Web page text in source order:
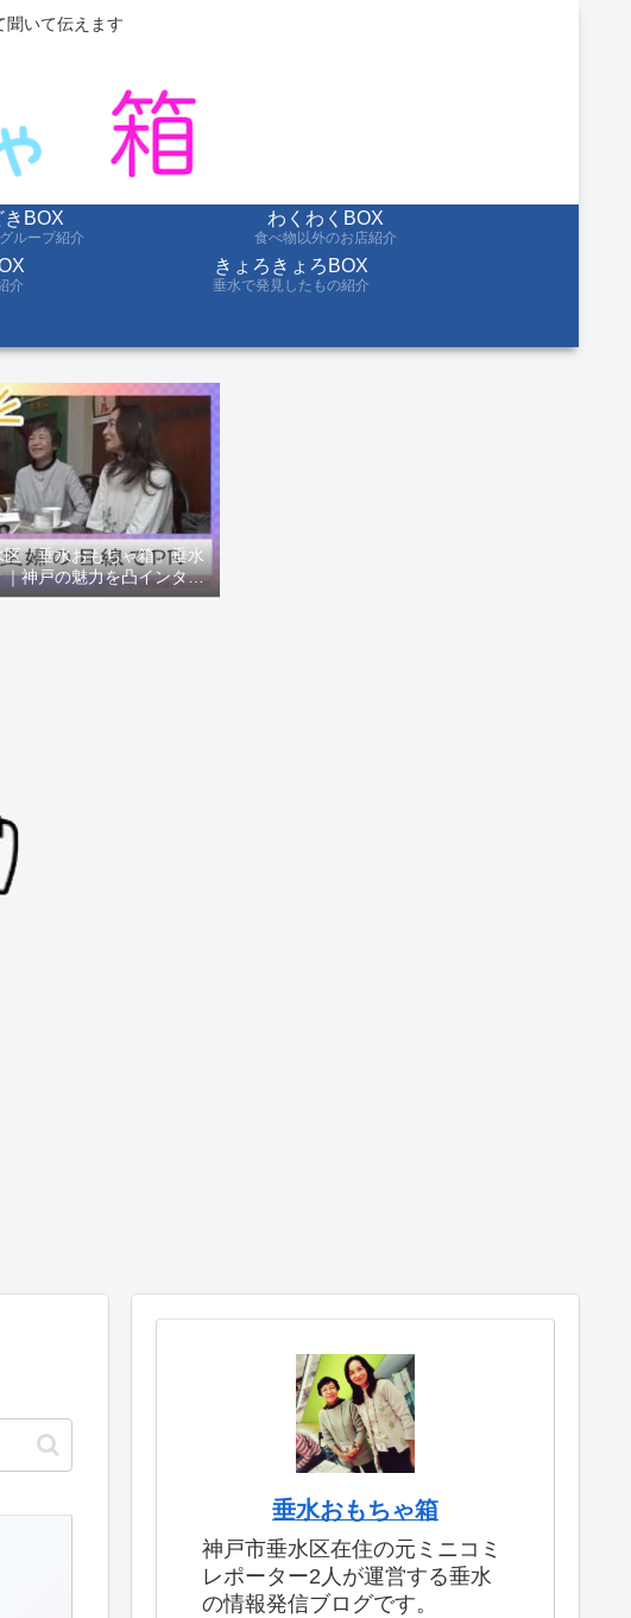
聞いて伝えます
きBOX
ループ紹介
わくわくBOX
食べ物以外のお店紹介
介
きょろきょろBOX
垂水で発見したもの紹介
「垂水おもちゃ箱」垂水
神戸の魅力を凸インタビ
078ニュース)】
垂水おもちゃ箱
神戸市垂水区在住の元ミニコミ
レポーター2人が運営する垂水
の情報発信ブログです。